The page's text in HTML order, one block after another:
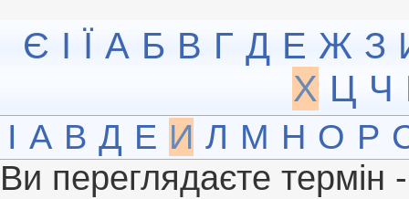
Є І Ї А Б В Г Д Е Ж З
Х Ц Ч
І А В Д Е И Л М Н О Р
Ви переглядаєте термін